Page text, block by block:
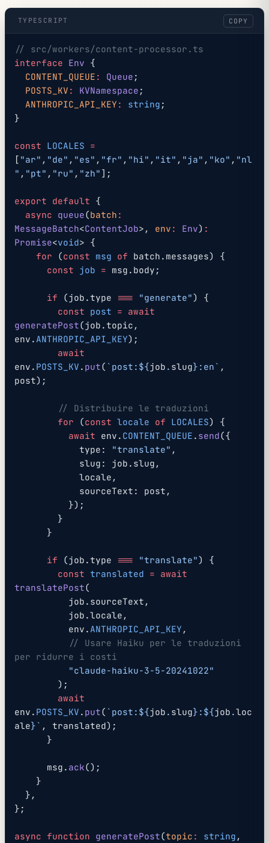
TYPESCRIPT COPY
// src/workers/content-processor.ts
interface Env {
  CONTENT_QUEUE
: Queue ;
  POSTS_KV
: KVNamespace ;
  ANTHROPIC_API_KEY
: string ;
}
const LOCALES =
[ "ar" , "de" , "es" , "fr" , "hi" , "it" , "ja" , "ko" , "nl
" , "pt" , "ru" , "zh" ];
export default {
  async
queue(batch :
MessageBatch<ContentJob>, env : Env) :
Promise<void> {
    for
(const msg of batch.messages) {
      const
job = msg.body;
      if
(job.type === "generate") {
        const
post = await
generatePost(job.topic,
env. ANTHROPIC_API_KEY);
        await
env. POSTS_KV . put( `post:${job . slug}:en` ,
post);
        // Distribuire le traduzioni
        for
(const locale of LOCALES) {
          await
env. CONTENT_QUEUE . send({
            type:
"translate" ,
            slug: job.slug,
            locale,
            sourceText: post,
          });
        }
      }
      if
(job.type === "translate") {
        const
translated = await
translatePost(
          job.sourceText,
          job.locale,
          env.
ANTHROPIC_API_KEY ,
per ridurre i costi
          "claude-haiku-3-5-20241022"
        );
        await
env. POSTS_KV . put( `post:${job . slug}:${job .loc
ale}` , translated);
      }
      msg.
ack();
    }
  },
};
async function generatePost(topic : string